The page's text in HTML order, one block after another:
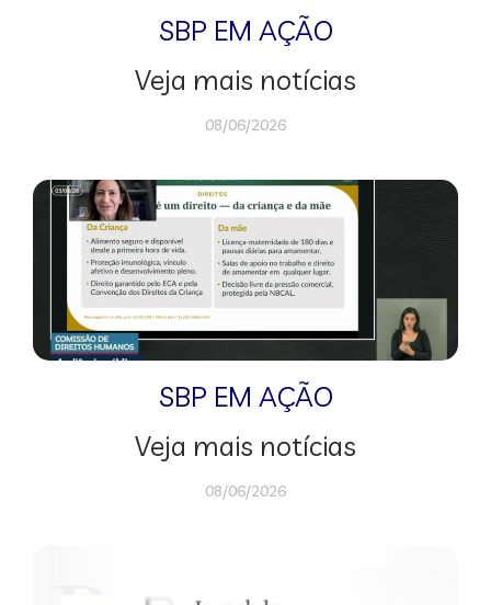
SBP EM AÇÃO
Veja mais notícias
08/06/2026
SBP EM AÇÃO
Veja mais notícias
08/06/2026